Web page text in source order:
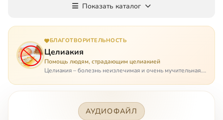
Показать каталог
БЛАГОТВОРИТЕЛЬНОСТЬ
Целиакия
Помощь людям, страдающим целиакией
Целиакия – болезнь неизлечимая и очень мучительная.
целиакией страдает в одиночестве, не представляя
АУДИОФАЙЛ